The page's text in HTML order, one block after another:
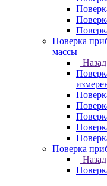
Поверка
массы
Назад
Поверка
Назад